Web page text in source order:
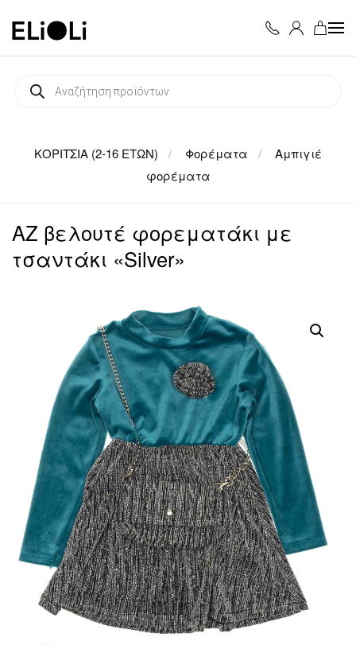
Skip to main content
Products
search
ΚΟΡΙΤΣΙΑ (2-16 ΕΤΩΝ) Φορέματα
Αμπιγιέ
φορέματα
AZ βελουτέ φορεματάκι με
τσαντάκι «Silver»